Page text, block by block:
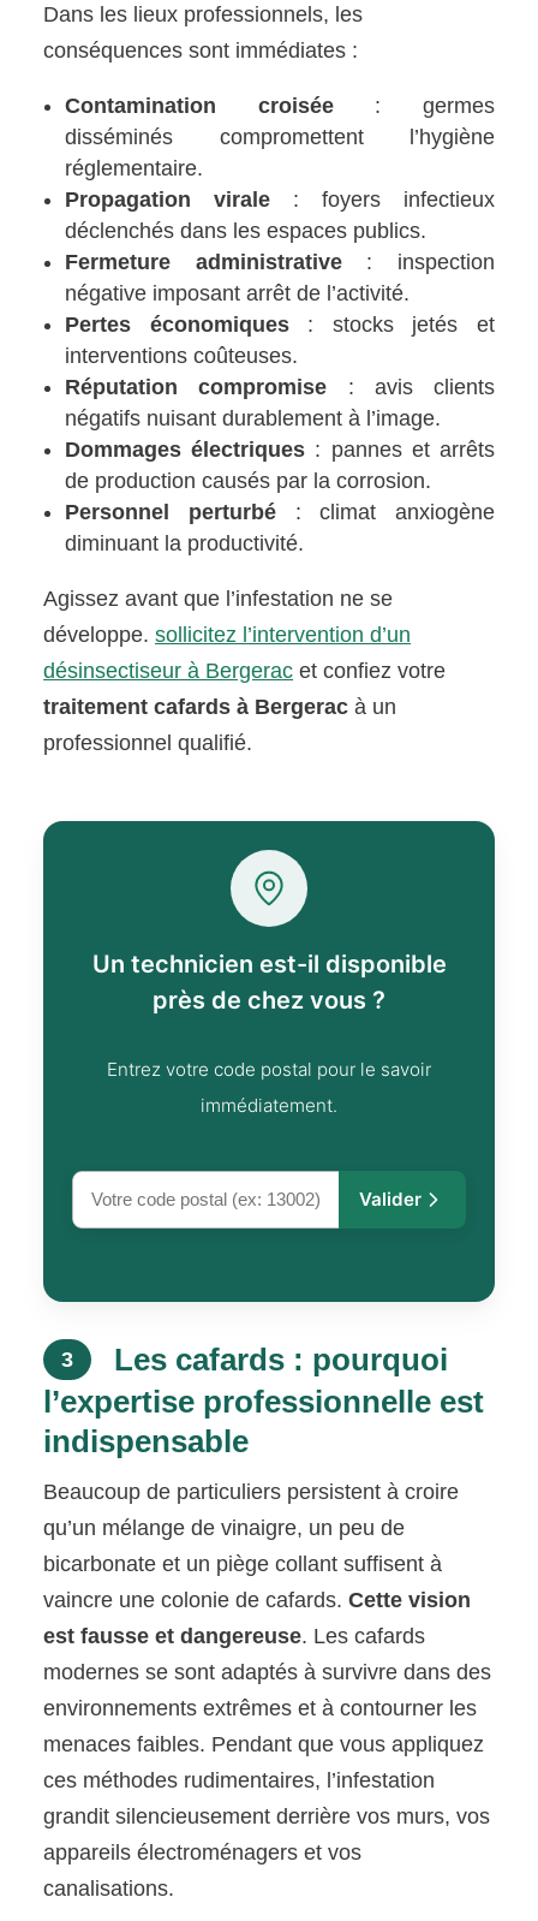
Dans les lieux professionnels, les
conséquences sont immédiates :
Contamination croisée: germes
disséminés compromettent l’hygiène
réglementaire.
Propagation virale : foyers infectieux
déclenchés dans les espaces publics.
Fermeture administrative: inspection
négative imposant arrêt de l’activité.
Pertes économiques: stocks jetés et
interventions coûteuses.
Réputation compromise : avis clients
négatifs nuisant durablement à l’image.
Dommages électriques : pannes et arrêts
de production causés par la corrosion.
Personnel perturbé: climat anxiogène
diminuant la productivité.
Agissez avant que l’infestation ne se
développe.sollicitez l’intervention d’un
désinsectiseur à Bergerac et confiez votre
traitement cafards à Bergerac à un
professionnel qualifié.
Un technicien est-il disponible
près de chez vous ?
Entrez votre code postal pour le savoir
immédiatement.
Valider
3
Les cafards : pourquoi
l’expertise professionnelle est
indispensable
Beaucoup de particuliers persistent à croire
qu’un mélange de vinaigre, un peu de
bicarbonate et un piège collant suffisent à
vaincre une colonie de cafards.Cette vision
est fausse et dangereuse. Les cafards
modernes se sont adaptés à survivre dans des
environnements extrêmes et à contourner les
menaces faibles. Pendant que vous appliquez
ces méthodes rudimentaires, l’infestation
grandit silencieusement derrière vos murs, vos
appareils électroménagers et vos
canalisations.